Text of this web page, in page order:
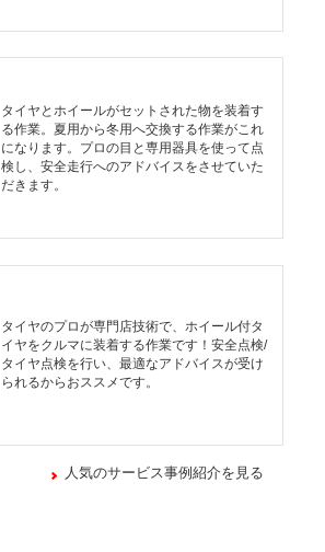
タイヤとホイールがセットされた物を装着す
る作業。夏用から冬用へ交換する作業がこれ
になります。プロの目と専用器具を使って点
検し、安全走行へのアドバイスをさせていた
だきます。
タイヤのプロが専門店技術で、ホイール付タ
イヤをクルマに装着する作業です！安全点検/
タイヤ点検を行い、最適なアドバイスが受け
られるからおススメです。
人気のサービス事例紹介を見る